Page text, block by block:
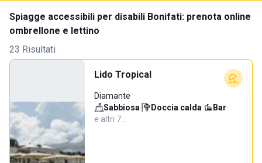
Spiagge accessibili per disabili Bonifati: prenota online
ombrellone e lettino
23 Risultati
Lido Tropical
Diamante
Sabbiosa· Doccia calda· Bar·
e altri 7…